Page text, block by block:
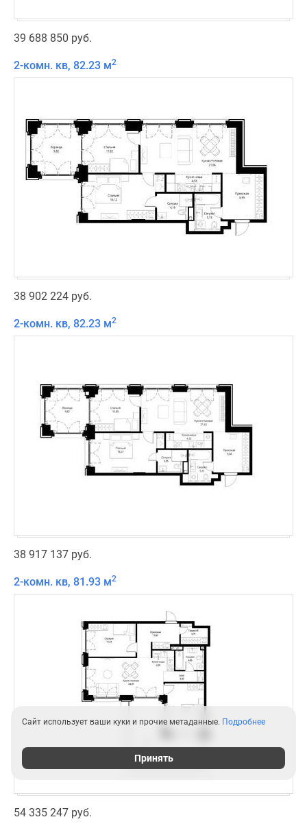
39 688 850 руб.
2-комн. кв, 82.23 м2
38 902 224 руб.
2-комн. кв, 82.23 м2
38 917 137 руб.
2-комн. кв, 81.93 м2
54 335 247 руб.
Сайт использует ваши куки и прочие метаданные. Подробнее
Принять